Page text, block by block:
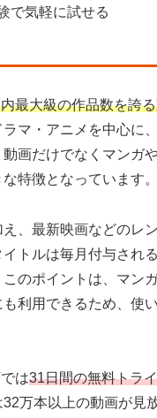
で気軽に試せる
最大級の作品数を誇
マ・アニメを中心に
動画だけでなくマンガ
特徴となっています。
え、最新映画などのレ
トルは毎月付与され
のポイントは、マン
利用できるため、使
は31日間の無料トラ
32万本以上の動画が見